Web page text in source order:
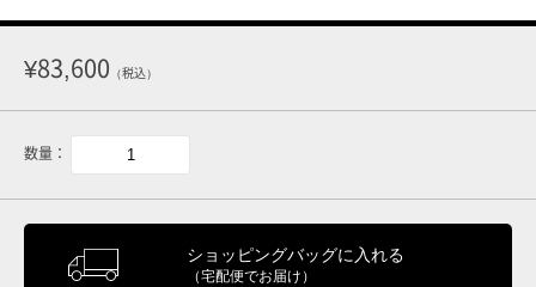
¥83,600 （税込）
数量：
ショッピングバッグに入れる
（宅配便でお届け）